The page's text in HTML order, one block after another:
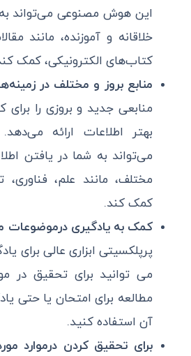
این هوش مصنوعی می‌تواند
خلاقانه و آموزنده، مانند
کتاب‌های الکترونیکی، کمک
منابع بروز و مختلف در
منابعی جدید و بروزی را
بهتر اطلاعات ارائه
می‌تواند به شما در یافتن
مختلف، مانند علم، فناوری،
کمک کند.
کمک به یادگیری درموضوعات
پرپلکسیتی ابزاری عالی برای
می توانید برای تحقیق در
مطالعه برای امتحان یا حتی
آن استفاده کنید.
برای تحقیق کردن درموارد